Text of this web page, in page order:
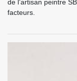
de l’artisan peintre
facteurs.